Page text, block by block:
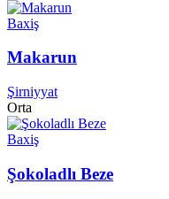
Baxiş
Makarun
Şirniyyat
Orta
Baxiş
Şokoladlı Beze